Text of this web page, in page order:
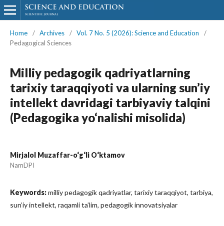
Home / Archives / Vol. 7 No. 5 (2026): Science and Education
/
Pedagogical Sciences
Milliy pedagogik qadriyatlarning
tarixiy taraqqiyoti va ularning sun’iy
intellekt davridagi tarbiyaviy talqini
(Pedagogika yo‘nalishi misolida)
Mirjalol Muzaffar-o‘g‘li O‘ktamov
NamDPI
Keywords:milliy pedagogik qadriyatlar, tarixiy taraqqiyot, tarbiya,
sun’iy intellekt, raqamli ta’lim, pedagogik innovatsiyalar